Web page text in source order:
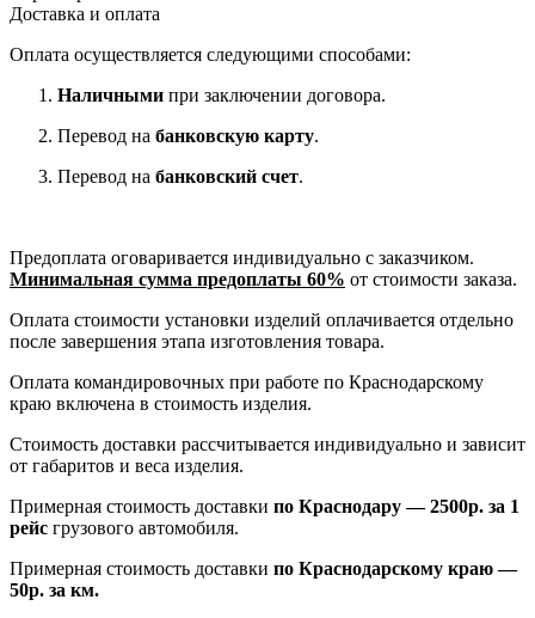
Доставка и оплата
Оплата осуществляется следующими способами:
Наличными при заключении договора.
Перевод на банковскую карту.
Перевод на банковский счет.
Предоплата оговаривается индивидуально с заказчиком.
Минимальная сумма предоплаты 60% от стоимости заказа.
Оплата стоимости установки изделий оплачивается отдельно
после завершения этапа изготовления товара.
Оплата командировочных при работе по Краснодарскому
краю включена в стоимость изделия.
Стоимость доставки рассчитывается индивидуально и зависит
от габаритов и веса изделия.
Примерная стоимость доставки по Краснодару — 2500р. за 1
рейс грузового автомобиля.
Примерная стоимость доставки по Краснодарскому краю —
50р. за км.